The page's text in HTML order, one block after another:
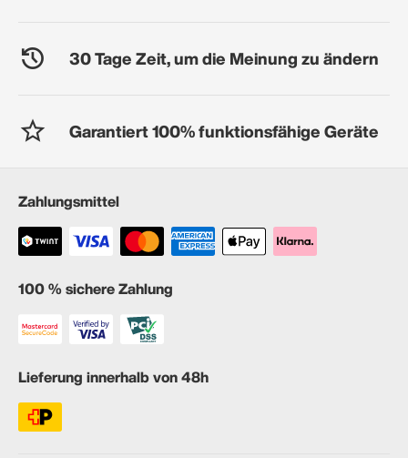
30 Tage Zeit, um die Meinung zu ändern
Garantiert 100% funktionsfähige Geräte
Zahlungsmittel
100 % sichere Zahlung
Lieferung innerhalb von 48h